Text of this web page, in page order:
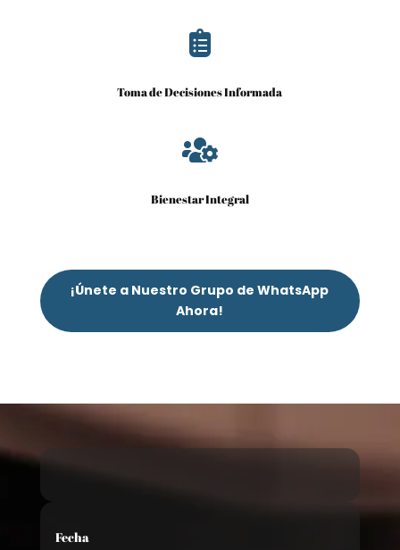

Toma de Decisiones Informada

Bienestar Integral
¡Únete a Nuestro Grupo de WhatsApp
Ahora!
Fecha